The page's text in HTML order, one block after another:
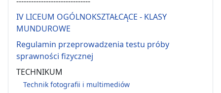
IV LICEUM OGÓLNOKSZTAŁCĄCE - KLASY
MUNDUROWE
Regulamin przeprowadzenia testu próby
sprawności fizycznej
TECHNIKUM
Technik fotografii i multimediów